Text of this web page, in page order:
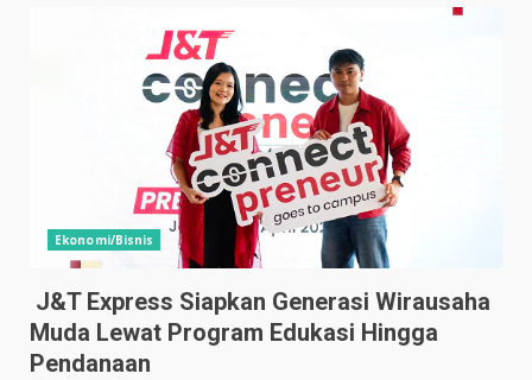
Ekonomi/Bisnis
J&T Express Siapkan Generasi Wirausaha
Muda Lewat Program Edukasi Hingga
Pendanaan